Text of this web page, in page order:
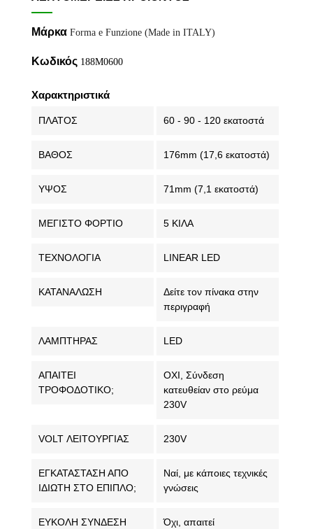
Μάρκα Forma e Funzione (Made in ITALY)
Κωδικός 188M0600
Χαρακτηριστικά
ΠΛΑΤΟΣ 60 - 90 - 120 εκατοστά
ΒΑΘΟΣ 176mm (17,6 εκατοστά)
ΥΨΟΣ 71mm (7,1 εκατοστά)
ΜΕΓΙΣΤΟ ΦΟΡΤΙΟ 5 ΚΙΛΑ
ΤΕΧΝΟΛΟΓΙΑ LINEAR LED
ΚΑΤΑΝΑΛΩΣΗ
Δείτε τον πίνακα στην
περιγραφή
ΛΑΜΠΤΗΡΑΣ LED
ΑΠΑΙΤΕΙ
ΤΡΟΦΟΔΟΤΙΚΟ;
OXI, Σύνδεση
κατευθείαν στο ρεύμα
230V
VOLT ΛΕΙΤΟΥΡΓΙΑΣ 230V
ΕΓΚΑΤΑΣΤΑΣΗ ΑΠΟ
ΙΔΙΩΤΗ ΣΤΟ ΕΠΙΠΛΟ;
Ναί, με κάποιες τεχνικές
γνώσεις
ΕΥΚΟΛΗ ΣΥΝΔΕΣΗ
Όχι, απαιτεί